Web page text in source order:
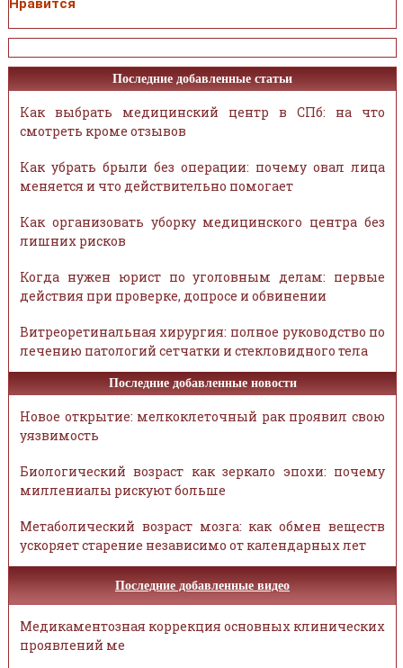
Нравится
Последние добавленные статьи
Как выбрать медицинский центр в СПб: на что
смотреть кроме отзывов
Как убрать брыли без операции: почему овал лица
меняется и что действительно помогает
Как организовать уборку медицинского центра без
лишних рисков
Когда нужен юрист по уголовным делам: первые
действия при проверке, допросе и обвинении
Витреоретинальная хирургия: полное руководство по
лечению патологий сетчатки и стекловидного тела
Последние добавленные новости
Новое открытие: мелкоклеточный рак проявил свою
уязвимость
Биологический возраст как зеркало эпохи: почему
миллениалы рискуют больше
Метаболический возраст мозга: как обмен веществ
ускоряет старение независимо от календарных лет
Последние добавленные видео
Медикаментозная коррекция основных клинических
проявлений ме